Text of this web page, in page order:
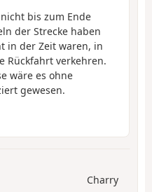
bis zum Ende
der Strecke haben
in der Zeit waren, in
Rückfahrt verkehren.
wäre es ohne
gewesen.
Charry